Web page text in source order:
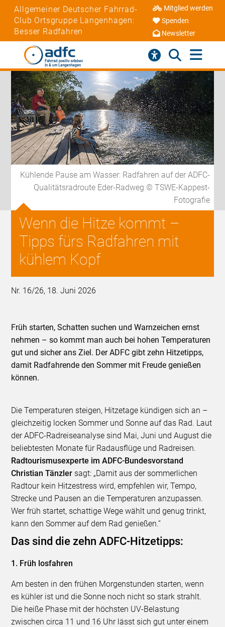
Allgemeiner Deutscher Fahrrad-
Club Ortsgruppe Langenhagen:
Besser Radfahren
Mitglied werden
Spenden
Newsletter
Kühlende Pause am Wasser: Radfahren auf der ADFC-
Qualitätsradroute Eder-Radweg © TSWE-Kappest-
Fotografie
Wenn die Hitze kommt –
Tipps fürs Radfahren mit
kühlem Kopf
Nr. 16/26, 18. Juni 2026
Früh starten, Schatten suchen und Warnzeichen ernst
nehmen – so kommt man auch bei hohen Temperaturen
gut und sicher ans Ziel. Der ADFC gibt zehn Hitzetipps,
damit Radfahrende den Sommer mit Freude genießen
können.
Die Temperaturen steigen, Hitzetage kündigen sich an –
gleichzeitig locken Sommer und Sonne auf das Rad. Laut
der ADFC-Radreiseanalyse sind Mai, Juni und August die
beliebtesten Monate für Radausflüge und Radreisen.
Radtourismusexperte im ADFC-Bundesvorstand
Christian Tänzler sagt: „Damit aus der sommerlichen
Radtour kein Hitzestress wird, empfehlen wir, Tempo,
Strecke und Pausen an die Temperaturen anzupassen.
Wer früh startet, schattige Wege wählt und genug trinkt,
kann den Sommer auf dem Rad genießen.“
Das sind die zehn ADFC-Hitzetipps:
1. Früh losfahren
Am besten in den frühen Morgenstunden starten, wenn
es kühler ist und die Sonne noch nicht so stark strahlt.
Die heiße Phase mit der höchsten UV-Belastung
zwischen circa 11 und 16 Uhr lässt sich gut unter einem